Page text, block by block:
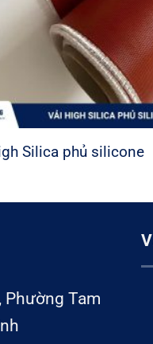
Silica phủ silicone
Phường Tam